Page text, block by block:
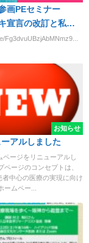
画PEセミナー
宣言の改訂と私た
者参
月）午後７時～９
基
ヘルシンキ宣言と
が意味するもの～患
変わるか～」講
さん（日本医科大
ンター副センター
PCMプロジェクト
加申込
Fg3dvuUBzjAbMNmz9...
お知らせ
アルしました
ページをリニューアルし
ページのコンセプトは、
中心の医療の実現に向け
ームペー...